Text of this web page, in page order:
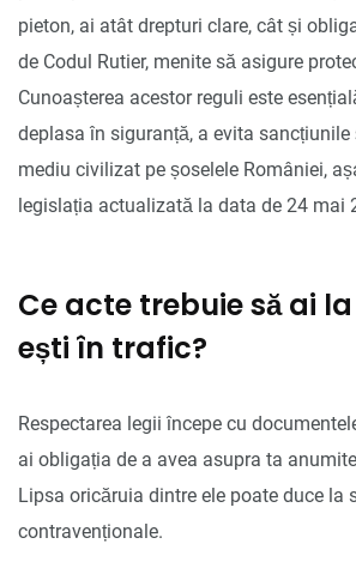
pieton, ai atât drepturi clare, cât și
de Codul Rutier, menite să asigure
Cunoașterea acestor reguli este
deplasa în siguranță, a evita
mediu civilizat pe șoselele României,
legislația actualizată la data de 24 mai
Ce acte trebuie să ai
ești în trafic?
Respectarea legii începe cu
ai obligația de a avea asupra ta
Lipsa oricăruia dintre ele poate duce la
contravenționale.